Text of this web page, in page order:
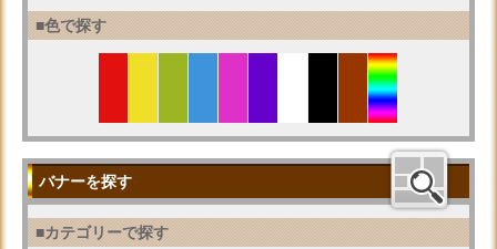
■色で探す
バナーを探す
■カテゴリーで探す